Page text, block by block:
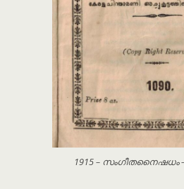
1915 – സംഗീതനൈഷധം